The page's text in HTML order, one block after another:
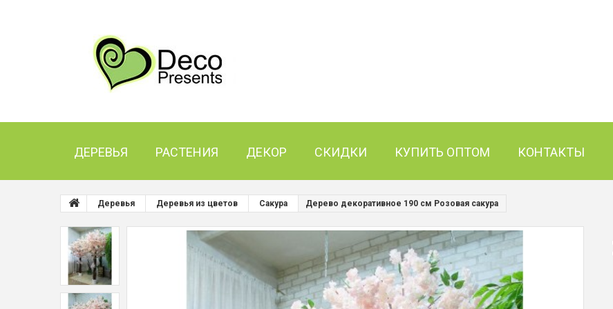
ДЕРЕВЬЯ РАСТЕНИЯ ДЕКОР СКИДКИ КУПИТЬ ОПТОМ КОНТАКТЫ
Деревья Деревья из цветов Сакура Дерево декоративное 190 см Розовая сакура